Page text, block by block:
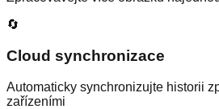
🔄
Cloud synchronizace
Automaticky synchronizujte historii
zařízeními